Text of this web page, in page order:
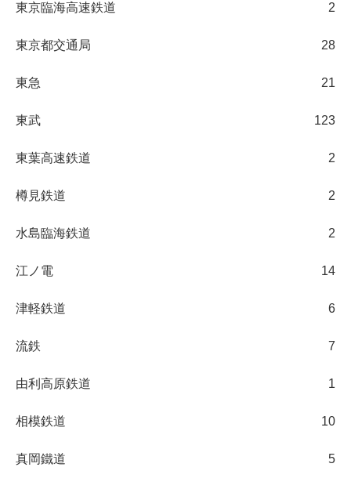
東京臨海高速鉄道 2
東京都交通局 28
東急 21
東武 123
東葉高速鉄道 2
樽見鉄道 2
水島臨海鉄道 2
江ノ電 14
津軽鉄道 6
流鉄 7
由利高原鉄道 1
相模鉄道 10
真岡鐵道 5